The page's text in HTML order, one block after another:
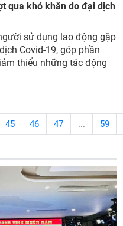
qua khó khăn do đại dịch
sử dụng lao động gặp
Covid-19, góp phần
thiểu những tác động
45 46 47 ... 59